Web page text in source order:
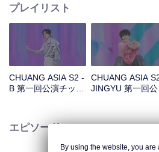
プレイリスト
CHUANG ASIA S2 -
B 第一回公演チッケ
CHUANG ASIA
JINGYU 第一回公
エピソード
By using the website, you